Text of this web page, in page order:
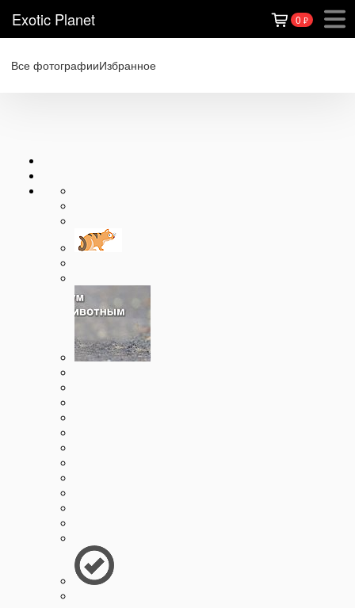
Exotic Planet 0 ₽
Все фотографииИзбранное